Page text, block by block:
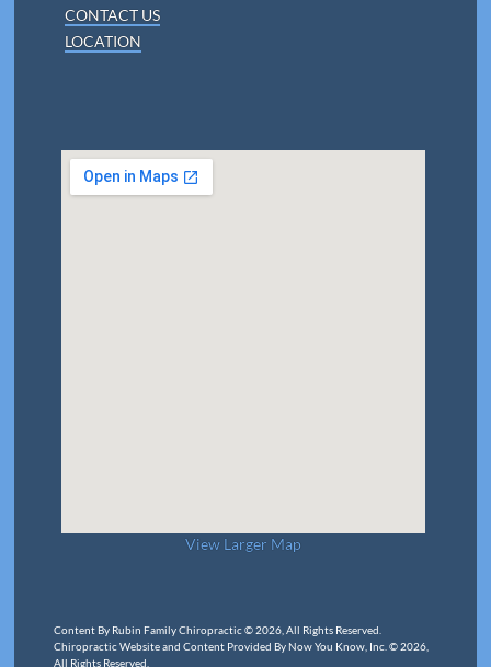
CONTACT US
LOCATION
View Larger Map
Content By Rubin Family Chiropractic © 2026, All Rights Reserved.
Chiropractic Website and Content Provided By Now You Know, Inc. © 2026,
All Rights Reserved.